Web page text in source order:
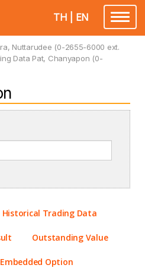
Toggle
TH EN
Nuttarudee (0-2655-6000 ext.
Data Pat, Chanyapon (0-
Historical Trading Data
Outstanding Value
Embedded Option